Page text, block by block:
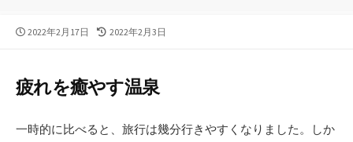
公
2022年2月17日
最
新
日
2022年2月3日
疲れを癒やす温泉
一時的に比べると、旅行は幾分行きやすくなりました。しか